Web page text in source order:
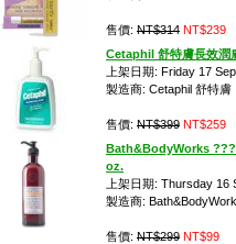
售價: NT$314 NT$239
Cetaphil 舒特膚長效潤
上架日期: Friday 17
製造商: Cetaphil 舒特膚
售價: NT$399 NT$259
Bath&BodyWorks
oz.
上架日期: Thursday 16
製造商: Bath&BodyWork
售價: NT$299 NT$99